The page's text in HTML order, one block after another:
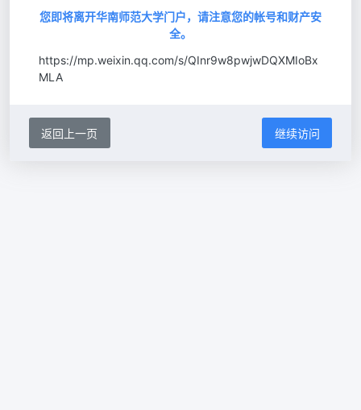
您即将离开华南师范大学门户，请注意您的帐号和财产安
全。
https://mp.weixin.qq.com/s/QInr9w8pwjwDQXMIoBx
MLA
返回上一页 继续访问